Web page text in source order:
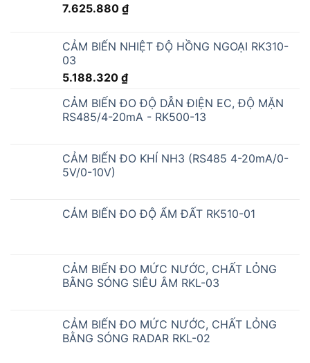
7.625.880 ₫
CẢM BIẾN NHIỆT ĐỘ HỒNG NGOẠI RK310-
03
5.188.320 ₫
CẢM BIẾN ĐO ĐỘ DẪN ĐIỆN EC, ĐỘ MẶN
RS485/4-20mA - RK500-13
CẢM BIẾN ĐO KHÍ NH3 (RS485 4-20mA/0-
5V/0-10V)
CẢM BIẾN ĐO ĐỘ ẨM ĐẤT RK510-01
CẢM BIẾN ĐO MỨC NƯỚC, CHẤT LỎNG
BẰNG SÓNG SIÊU ÂM RKL-03
CẢM BIẾN ĐO MỨC NƯỚC, CHẤT LỎNG
BẰNG SÓNG RADAR RKL-02